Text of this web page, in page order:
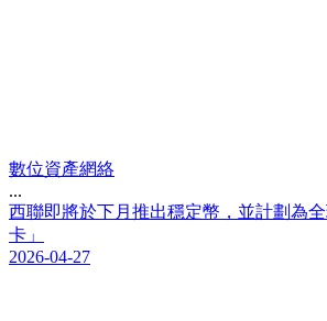
數位資產網絡
...
西聯即將於下月 推出穩定幣 ， 並計劃為全
卡 」
2026-04-27